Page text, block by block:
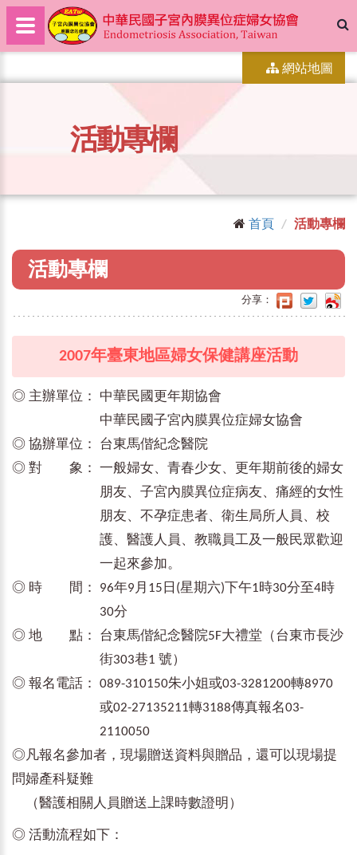
網站地圖
活動專欄
首頁 活動專欄
活動專欄
分享：
2007年臺東地區婦女保健講座活動
◎ 主辦單位：
中華民國更年期協會
中華民國子宮內膜異位症婦女協會
◎ 協辦單位：
台東馬偕紀念醫院
◎ 對 象：
一般婦女、青春少女、更年期前後的婦女
朋友、子宮內膜異位症病友、痛經的女性
朋友、不孕症患者、衛生局所人員、校
護、醫護人員、教職員工及一般民眾歡迎
一起來參加。
◎ 時 間：
96年9月15日(星期六)下午1時30分至4時
30分
◎ 地 點：
台東馬偕紀念醫院5F大禮堂（台東市長沙
街303巷1 號）
◎ 報名電話：
089-310150朱小姐或03-3281200轉8970
或02-27135211轉3188傳真報名03-
2110050
◎凡報名參加者，現場贈送資料與贈品，還可以現場提
問婦產科疑難
（醫護相關人員贈送上課時數證明）
◎ 活動流程如下：